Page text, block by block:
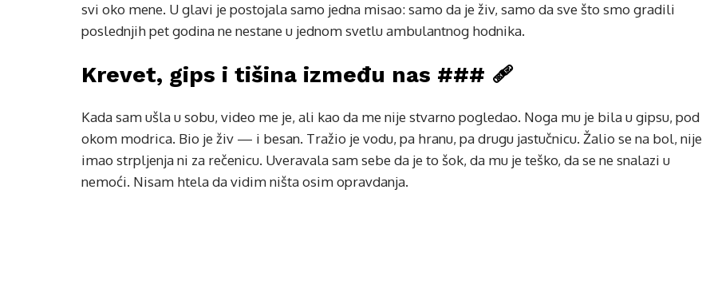
svi oko mene. U glavi je postojala samo jedna misao: samo da je živ, samo da sve što smo gradili
poslednjih pet godina ne nestane u jednom svetlu ambulantnog hodnika.
Krevet, gips i tišina između nas ### 🩹
Kada sam ušla u sobu, video me je, ali kao da me nije stvarno pogledao. Noga mu je bila u gipsu, pod
okom modrica. Bio je živ — i besan. Tražio je vodu, pa hranu, pa drugu jastučnicu. Žalio se na bol, nije
imao strpljenja ni za rečenicu. Uveravala sam sebe da je to šok, da mu je teško, da se ne snalazi u
nemoći. Nisam htela da vidim ništa osim opravdanja.